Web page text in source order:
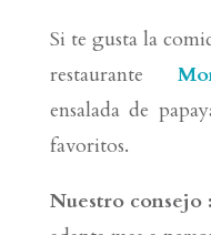
Si te gusta la
restaurante
ensalada de
favoritos.
Nuestro consejo